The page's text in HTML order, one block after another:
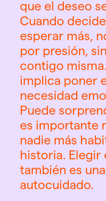
que el deseo
Cuando
esperar más,
por presión,
contigo
implica poner
necesidad
Puede
es importante
nadie más
historia. Elegir
también es
autocuidado.